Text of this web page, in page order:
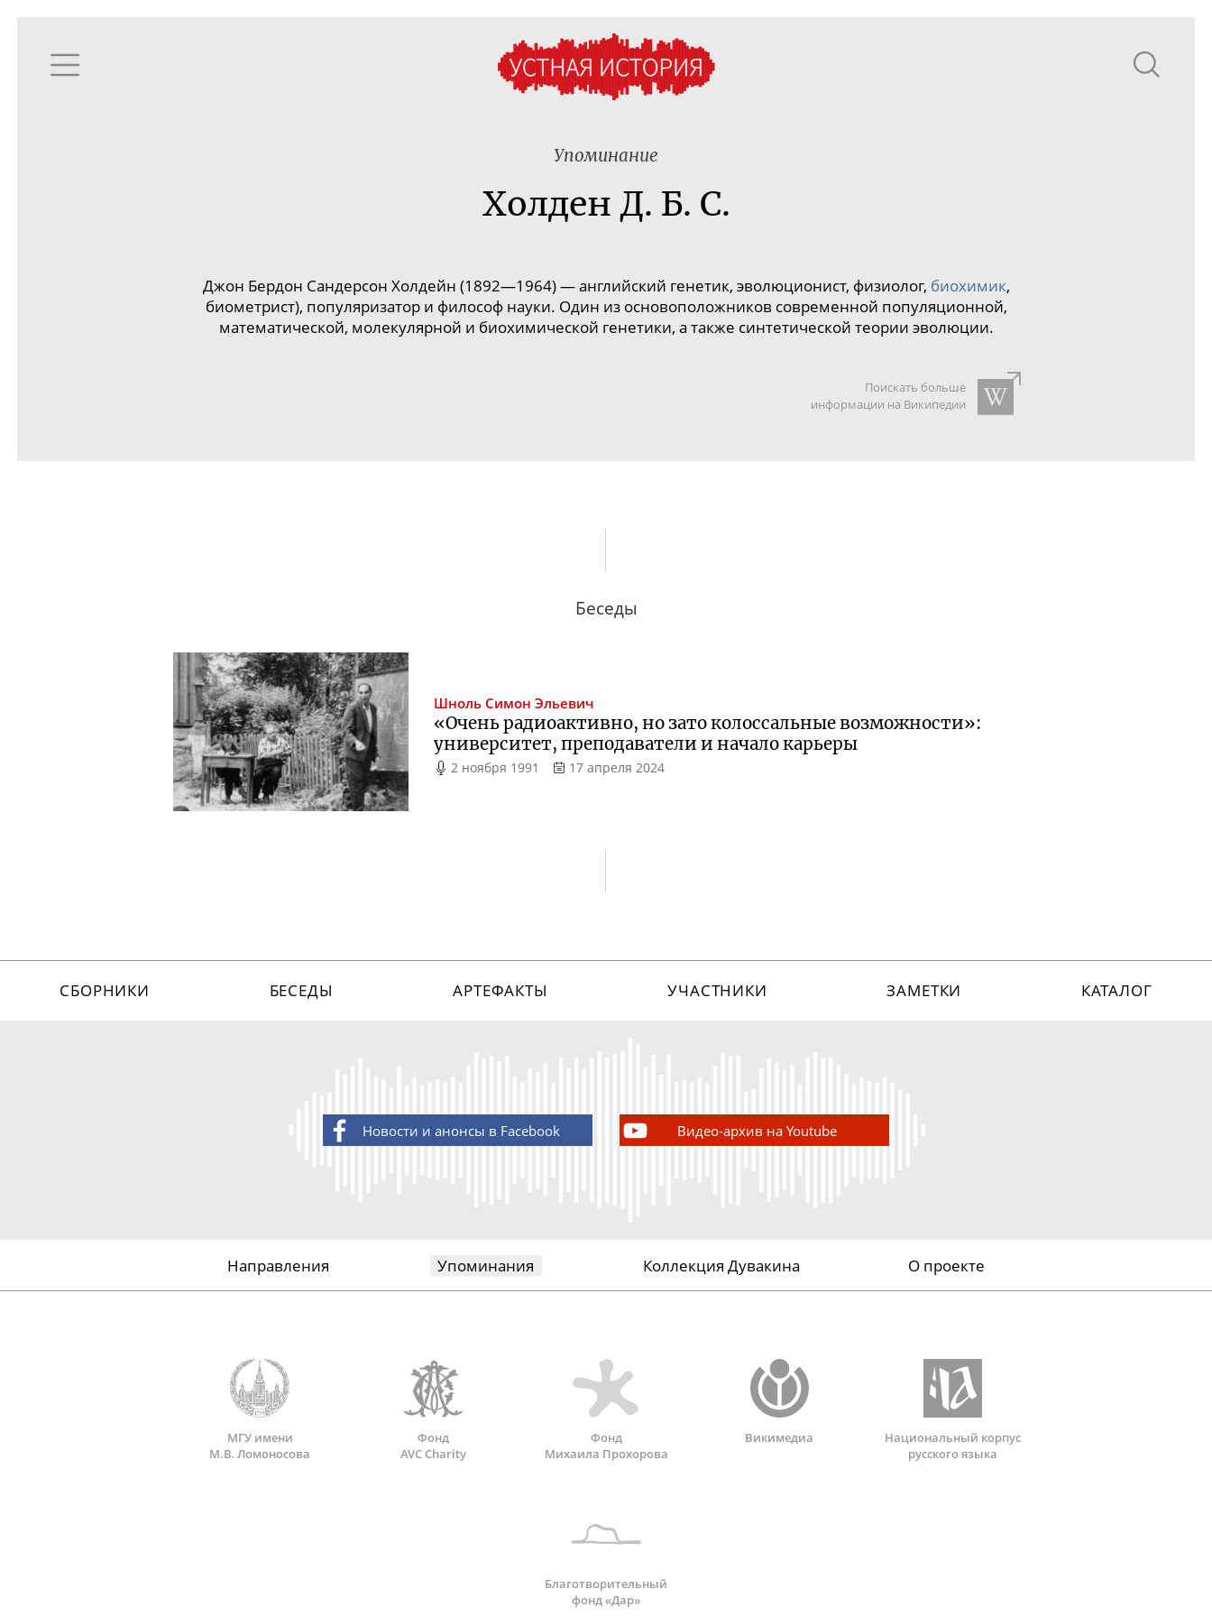
Упоминание
Холден Д. Б. С.
Джон Бердон Сандерсон Холдейн (1892—1964)— английский генетик, эволюционист, физиолог, биохимик,
биометрист), популяризатор и философ науки. Один из основоположников современной популяционной,
математической, молекулярной и биохимической генетики, а также синтетической теории эволюции.
Поискать больше
информации на Википедии
Беседы
Шноль Симон Эльевич
«Очень радиоактивно, но зато колоссальные возможности»:
университет, преподаватели и начало карьеры
2 ноября 1991 17 апреля 2024
СБОРНИКИ БЕСЕДЫ АРТЕФАКТЫ УЧАСТНИКИ ЗАМЕТКИ КАТАЛОГ
Новости и анонсы в Facebook Видео-архив на Youtube
Направления Упоминания Коллекция Дувакина О проекте
МГУ имени
М.В. Ломоносова
Фонд
AVC Charity
Фонд
Михаила Прохорова
Викимедиа
Национальный корпус
русского языка
Благотворительный
фонд «Дар»